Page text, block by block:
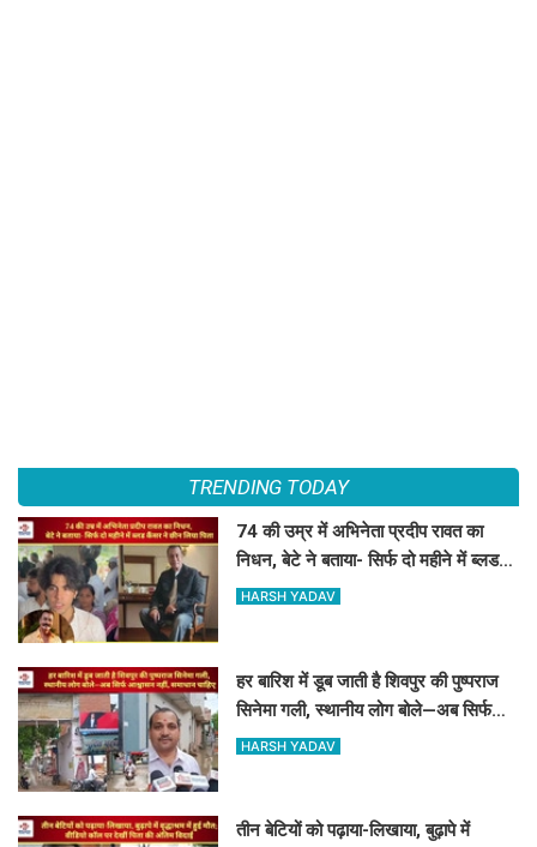
TRENDING TODAY
74 की उम्र में अभिनेता प्रदीप रावत का
निधन, बेटे ने बताया- सिर्फ दो महीने में ब्लड
कैंसर ने छीन लिया पिता
HARSH YADAV
हर बारिश में डूब जाती है शिवपुर की पुष्पराज
सिनेमा गली, स्थानीय लोग बोले—अब सिर्फ
आश्वासन नहीं, समाधान चाहिए
HARSH YADAV
तीन बेटियों को पढ़ाया-लिखाया, बुढ़ापे में